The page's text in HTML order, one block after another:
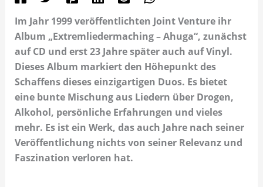
Im Jahr 1999 veröffentlichten Joint Venture ihr
Album „Extremliedermaching – Ahuga“, zunächst
auf CD und erst 23 Jahre später auch auf Vinyl.
Dieses Album markiert den Höhepunkt des
Schaffens dieses einzigartigen Duos. Es bietet
eine bunte Mischung aus Liedern über Drogen,
Alkohol, persönliche Erfahrungen und vieles
mehr. Es ist ein Werk, das auch Jahre nach seiner
Veröffentlichung nichts von seiner Relevanz und
Faszination verloren hat.